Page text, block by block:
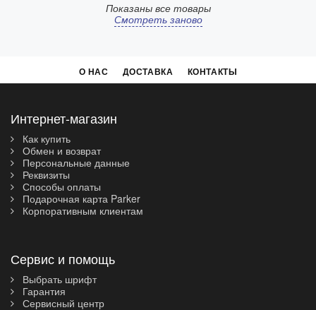
Показаны все товары
Смотреть заново
О НАС ДОСТАВКА КОНТАКТЫ
Интернет-магазин
Как купить
Обмен и возврат
Персональные данные
Реквизиты
Способы оплаты
Подарочная карта Parker
Корпоративным клиентам
Сервис и помощь
Выбрать шрифт
Гарантия
Сервисный центр